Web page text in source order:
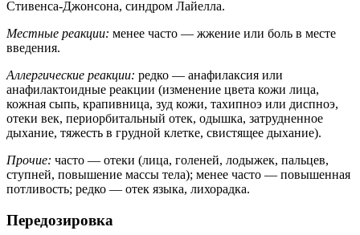
Стивенса-Джонсона, синдром Лайелла.
Местные реакции: менее часто — жжение или боль в месте
введения.
Аллергические реакции: редко — анафилаксия или
анафилактоидные реакции (изменение цвета кожи лица,
кожная сыпь, крапивница, зуд кожи, тахипноэ или диспноэ,
отеки век, периорбитальный отек, одышка, затрудненное
дыхание, тяжесть в грудной клетке, свистящее дыхание).
Прочие: часто — отеки (лица, голеней, лодыжек, пальцев,
ступней, повышение массы тела); менее часто — повышенная
потливость; редко — отек языка, лихорадка.
Передозировка